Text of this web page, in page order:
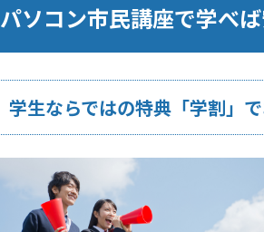
パソコン市民講座で学べば
学生ならではの特典「学割」で